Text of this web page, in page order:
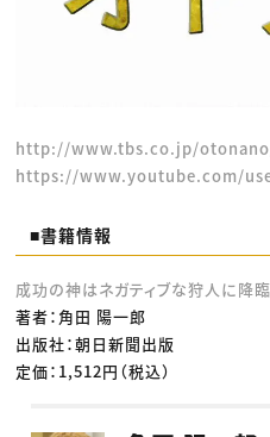
http://www.tbs.co.jp/
https://www.youtube.com/
■書籍情報
成功の神はネガティブな狩人に降
著者：角田 陽一郎
出版社：朝日新聞出版
定価：1,512円（税込）